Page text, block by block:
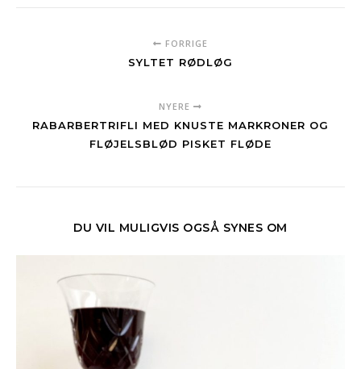
FORRIGE
SYLTET RØDLØG
NYERE
RABARBERTRIFLI MED KNUSTE MARKRONER OG
FLØJELSBLØD PISKET FLØDE
DU VIL MULIGVIS OGSÅ SYNES OM